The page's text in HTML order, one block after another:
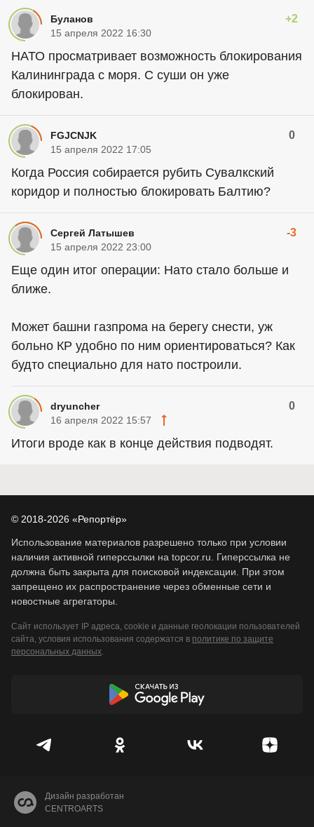
Буланов +2
15 апреля 2022 16:30
НАТО просматривает возможность блокирования
Калининграда с моря. С суши он уже
блокирован.
FGJCNJK 0
15 апреля 2022 17:05
Когда Россия собирается рубить Сувалкский
коридор и полностью блокировать Балтию?
Сергей Латышев -3
15 апреля 2022 23:00
Еще один итог операции: Нато стало больше и
ближе.
Может башни газпрома на берегу снести, уж
больно КР удобно по ним ориентироваться? Как
будто специально для нато построили.
dryuncher 0
16 апреля 2022 15:57
Итоги вроде как в конце действия подводят.
© 2018-2026 «Репортёр»
Использование материалов разрешено только при условии
наличия активной гиперссылки на topcor.ru. Гиперссылка не
должна быть закрыта для поисковой индексации. При этом
запрещено их распространение через обменные сети и
новостные агрегаторы.
Сайт использует IP адреса, cookie и данные геолокации пользователей
сайта, условия использования содержатся в политике по защите
персональных данных.
Дизайн разработан
CENTROARTS